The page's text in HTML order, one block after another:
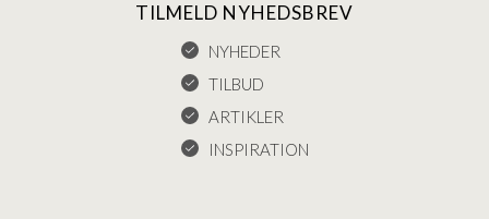
TILMELD NYHEDSBREV
NYHEDER
TILBUD
ARTIKLER
INSPIRATION